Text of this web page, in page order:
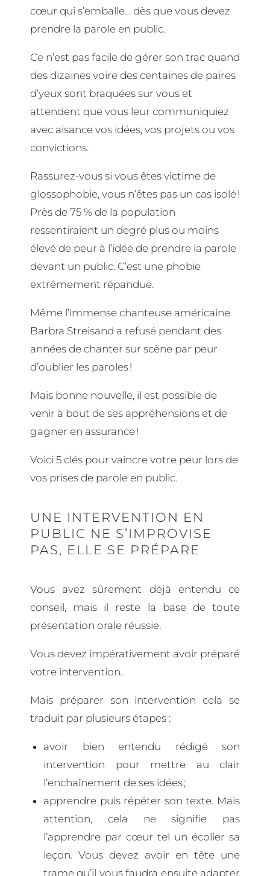
cœur qui s’emballe… dès que vous devez
prendre la parole en public.
Ce n’est pas facile de gérer son trac quand
des dizaines voire des centaines de paires
d’yeux sont braquées sur vous et
attendent que vous leur communiquiez
avec aisance vos idées, vos projets ou vos
convictions.
Rassurez-vous si vous êtes victime de
glossophobie, vous n’êtes pas un cas isolé !
Près de 75 % de la population
ressentiraient un degré plus ou moins
élevé de peur à l’idée de prendre la parole
devant un public. C’est une phobie
extrêmement répandue.
Même l’immense chanteuse américaine
Barbra Streisand a refusé pendant des
années de chanter sur scène par peur
d’oublier les paroles !
Mais bonne nouvelle, il est possible de
venir à bout de ses appréhensions et de
gagner en assurance !
Voici 5 clés pour vaincre votre peur lors de
vos prises de parole en public.
UNE INTERVENTION EN
PUBLIC NE S’IMPROVISE
PAS, ELLE SE PRÉPARE
Vous avez sûrement déjà entendu ce
conseil, mais il reste la base de toute
présentation orale réussie.
Vous devez impérativement avoir préparé
votre intervention.
Mais préparer son intervention cela se
traduit par plusieurs étapes :
avoir bien entendu rédigé son
intervention pour mettre au clair
l’enchaînement de ses idées ;
apprendre puis répéter son texte. Mais
attention, cela ne signifie pas
l’apprendre par cœur tel un écolier sa
leçon. Vous devez avoir en tête une
trame qu’il vous faudra ensuite adapter